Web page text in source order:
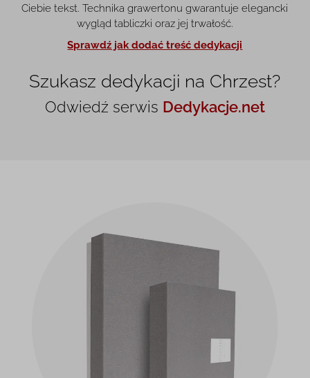
Ciebie tekst. Technika grawertonu gwarantuje elegancki
wygląd tabliczki oraz jej trwałość.
Sprawdź jak dodać treść dedykacji
Szukasz dedykacji na Chrzest?
Odwiedź serwis Dedykacje.net